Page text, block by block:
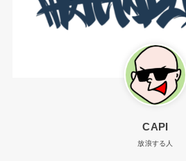
CAPI
放浪する人